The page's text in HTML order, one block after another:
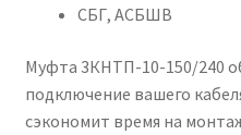
СБГ, АСБШВ
Муфта 3КНТП-10-150/240
подключение вашего
сэкономит время на